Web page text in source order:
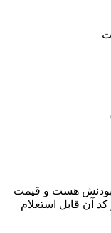
بودنش هست و قیمت
آن قابل استعلام